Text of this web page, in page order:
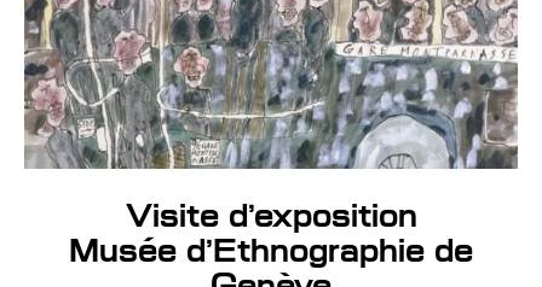
Visite d’exposition
Musée d’Ethnographie de